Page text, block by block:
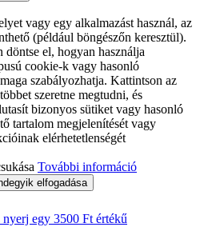
vagy egy alkalmazást használ, az
(például böngészőn keresztül).
el, hogyan használja
cookie-k vagy hasonló
szabályozhatja. Kattintson az
szeretne megtudni, és
bizonyos sütiket vagy hasonló
tartalom megjelenítését vagy
elérhetetlenségét
További információ
elfogadása
nyerj egy 3500 Ft értékű